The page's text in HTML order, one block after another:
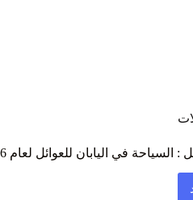
السياحة في اليابان للعوائل لعام 2026